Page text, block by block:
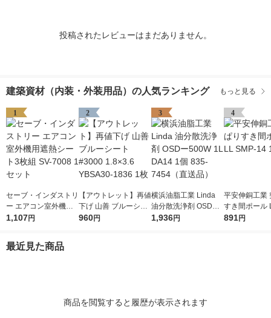
投稿されたレビューはまだありません。
建築資材（内装・外装用品）の人気ランキング もっと見る
1
セーブ・インダストリ
ー エアコン室外機用
遮熱シート3枚組 SV-7
1,107円
2
【アウトレット】再値
下げ 山善 ブルーシー
ト #3000 1.8×3.6 YB
960円
3
横浜油脂工業 Linda
油分散洗浄剤 OSDー5
00W 1L DA14 1個 83
1,936円
4
平安伸銅工業
すき間ポール
-14 1個
891円
最近見た商品
商品を閲覧すると履歴が表示されます